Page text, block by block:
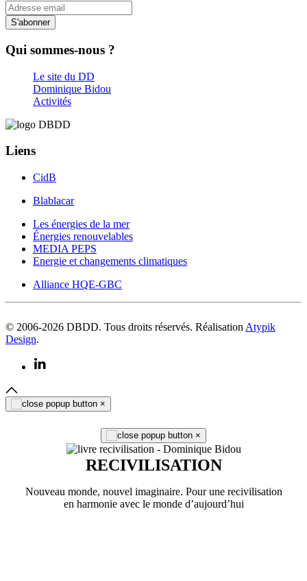
S'abonner
Qui sommes-nous ?
Le site du DD
Dominique Bidou
Activités
Liens
CidB
Blablacar
Les énergies de la mer
Énergies renouvelables
MEDIA PEPS
Energie et changements climatiques
Alliance HQE-GBC
© 2006-2026 DBDD. Tous droits réservés. Réalisation Atypik
Design.
×
×
RECIVILISATION
Nouveau monde, nouvel imaginaire. Pour une recivilisation
en harmonie avec le monde d’aujourd’hui